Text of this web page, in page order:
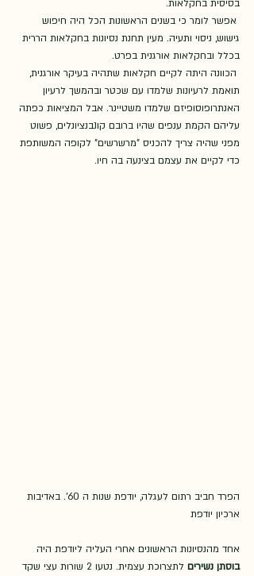
בסיסית בחקלאות.
אפשר לומר כי בשנים הראשונות הכל היה חיפוש
גישוש, ניסוי ותעיה. מעין תחנת נסיונות בחקלאות הררית
בכלל ובחקלאות אורגנית בפרט.
הכוונה היתה לקיים חקלאות שתהיה בעיקר אורגנית,
תואמת לרעיונות שלמדו עם שכטר ובהמשך לרעיון
האנתרופוסופיזם שלמדו משטיינר. אבל המציאות כפתה
עליהם הקמת ענפים שהיו ברובם קונבנציונלים, פשוט
מפני שהיה צריך להכניס "מרשרשים" לקופה המשותפת
כדי לקיים את עצמם בצינעה בה חיו.
הפרד חביב רתום לעגלה, יודפת שנות ה 60'. באדיבות
ארכיון יודפת
אחד מהנסיונות הראשונים אחרי העליה ליודפת היה
בוסתן נשירים
לתצרוכת עצמית. נטעו 2 שורות עצי שקד